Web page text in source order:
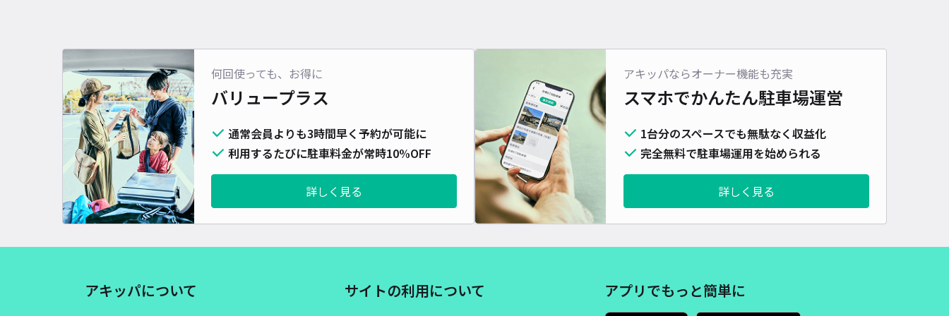
何回使っても、お得に
バリュープラス
通常会員よりも3時間早く予約が可能に
利用するたびに駐車料金が常時10%OFF
詳しく見る
アキッパならオーナー機能も充実
スマホでかんたん駐車場運営
1台分のスペースでも無駄なく収益化
完全無料で駐車場運用を始められる
詳しく見る
アキッパについて サイトの利用について アプリでもっと簡単に